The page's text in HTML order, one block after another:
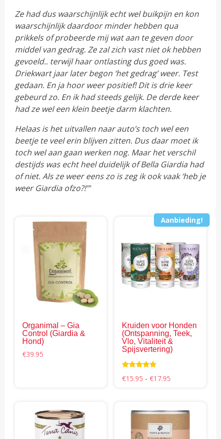
Ze had dus waarschijnlijk echt wel buikpijn en kon
waarschijnlijk daardoor minder hebben qua
prikkels of probeerde mij wat aan te geven door
middel van gedrag. Ze zal zich vast niet ok hebben
gevoeld.. terwijl haar ontlasting dus goed was.
Driekwart jaar later begon ‘het gedrag’ weer. Test
gedaan. En ja hoor weer positief! Dit is drie keer
gebeurd zo. En ik had steeds gelijk. De derde keer
had ze wel een klein beetje darm klachten.
Helaas is het uitvallen naar auto’s toch wel een
beetje te veel erin blijven zitten. Dus daar moet ik
toch wel aan gaan werken nog. Maar het verschil
destijds was echt heel duidelijk of Bella Giardia had
of niet. Als ze weer eens zo is zeg ik ook vaak ‘heb je
weer Giardia ofzo?!’”
Organimal – Gia
Control (Giardia &
Hond)
€39.95
heeft
meerdere
variaties.
Deze
worden
productpagina
Aanbieding!
Kruiden voor Honden
(Ontspanning, Teek,
Vlo, Vitaliteit &
Spijsvertering)
5.00
€15.95 - €17.95Prijsklasse:
Dit